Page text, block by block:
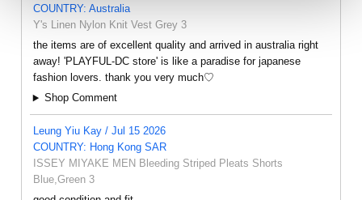
COUNTRY: Australia
Y's Linen Nylon Knit Vest Grey 3
the items are of excellent quality and arrived in australia right
away! 'PLAYFUL-DC store' is like a paradise for japanese
fashion lovers. thank you very much♡
Shop Comment
Leung Yiu Kay / Jul 15 2026
COUNTRY: Hong Kong SAR
ISSEY MIYAKE MEN Bleeding Striped Pleats Shorts
Blue,Green 3